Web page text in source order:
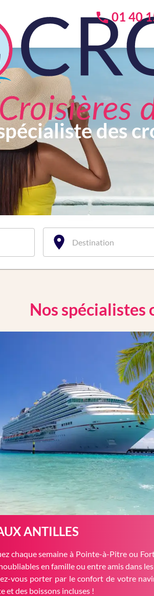
01 40
des
Destination
Nos spécialistes
ANTILLES
chaque semaine à Pointe-à-Pitre ou
en famille ou entre amis dans
vous porter par le confort de votre
et des boissons incluses !